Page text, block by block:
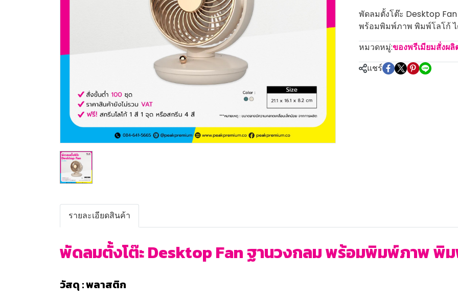
พัดลมตั้งโต๊ะ Desktop
พร้อมพิมพ์ภาพ พิมพ์โลโก้
หมวดหมู่:ของพรีเมียมสั่งผ
แชร์
รายละเอียดสินค้า
พัดลมตั้งโต๊ะ Desktop Fan ฐานวงกลม พร้อมพิมพ์ภาพ พิม
วัสดุ : พลาสติก